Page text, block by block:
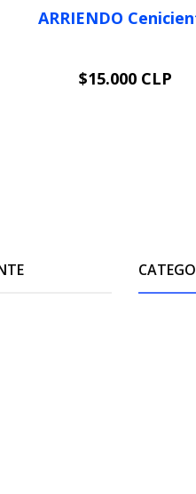
ARRIENDO
VER OPCIONES
$15.000 CLP